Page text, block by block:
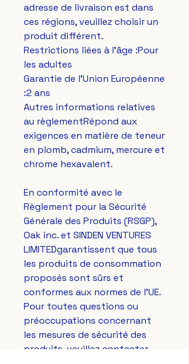
adresse de livraison est dans
ces régions, veuillez choisir un
produit différent.
Restrictions liées à l'âge :Pour
les adultes
Garantie de l'Union Européenne
:2 ans
Autres informations relatives
au règlementRépond aux
exigences en matière de teneur
en plomb, cadmium, mercure et
chrome hexavalent.
En conformité avec le
Règlement pour la Sécurité
Oak inc. et SINDEN VENTURES
LIMITEDgarantissent que tous
les produits de consommation
proposés sont sûrs et
conformes aux normes de l'UE.
Pour toutes questions ou
préoccupations concernant
les mesures de sécurité des
produits, veuillez contacter